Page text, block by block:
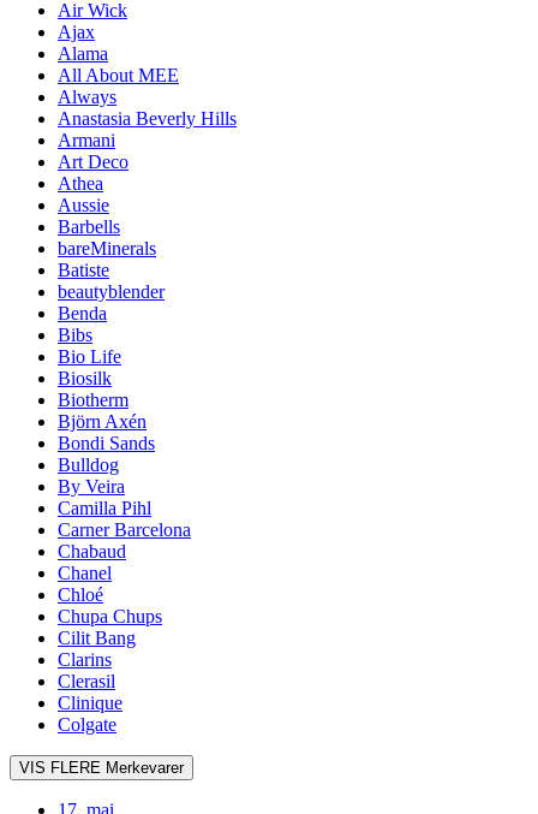
Air Wick
Ajax
Alama
All About MEE
Always
Anastasia Beverly Hills
Armani
Art Deco
Athea
Aussie
Barbells
bareMinerals
Batiste
beautyblender
Benda
Bibs
Bio Life
Biosilk
Biotherm
Björn Axén
Bondi Sands
Bulldog
By Veira
Camilla Pihl
Carner Barcelona
Chabaud
Chanel
Chloé
Chupa Chups
Cilit Bang
Clarins
Clerasil
Clinique
Colgate
VIS FLERE Merkevarer
17. mai